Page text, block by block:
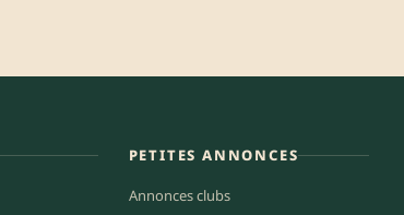
PETITES ANNONCES
Annonces clubs